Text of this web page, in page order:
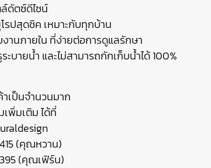
ดัตซ์ดีไซน์
รปสุดชิค เหมาะกับทุกบ้าน
งานภายใน ที่ง่ายต่อการดูแลรักษา
ะบายน้ำ และไม่สามารถกักเก็บน้ำได้ 100%
เป็นจำนวนมาก
พิ่มเติม ได้ที่
(คุณหวาน)
(คุณเฟิร์น)